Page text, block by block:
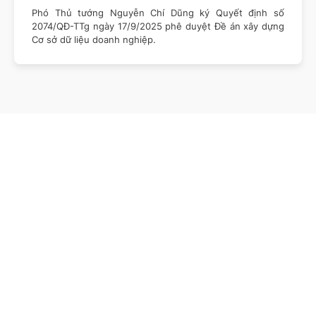
Phó Thủ tướng Nguyễn Chí Dũng ký Quyết định số
2074/QĐ-TTg ngày 17/9/2025 phê duyệt Đề án xây dựng
Cơ sở dữ liệu doanh nghiệp.